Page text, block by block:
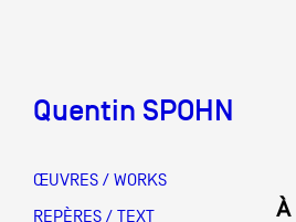
Quentin SPOHN
ŒUVRES / WORKS
REPÈRES / TEXT
À